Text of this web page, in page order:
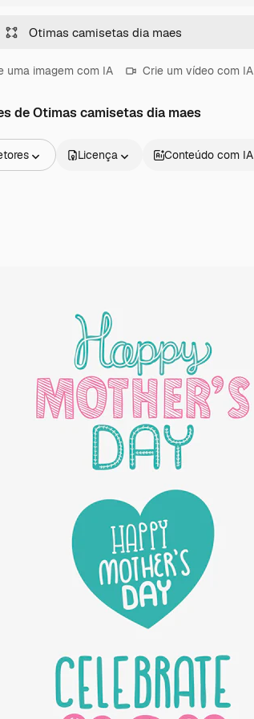
uma imagem com IA Crie um vídeo com IA
de Otimas camisetas dia maes
Licença Conteúdo com IA
A plataforma criativa para você direcionar
seu melhor trabalho. Mais de 1 milhão de
assinantes entre criativos, empresas,
agências e estúdios.
Português
Copyright © 2010- 2026Freepik Company S.L.U.